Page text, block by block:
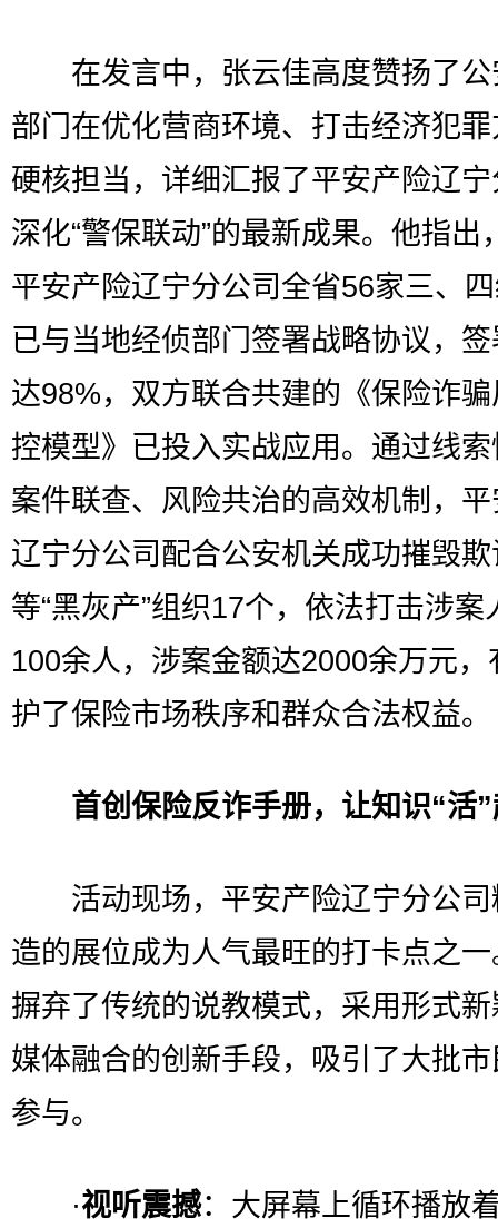
在发言中，张云佳高度赞扬了公
部门在优化营商环境、打击经济犯
硬核担当，详细汇报了平安产险辽
深化“警保联动”的最新成果。他指出
平安产险辽宁分公司全省56家三、
已与当地经侦部门签署战略协议，
达98%，双方联合共建的《保险诈
控模型》已投入实战应用。通过线
案件联查、风险共治的高效机制，
辽宁分公司配合公安机关成功摧毁
等“黑灰产”组织17个，依法打击涉案
100余人，涉案金额达2000余万元，
护了保险市场秩序和群众合法权益。
首创保险反诈手册，让知识“活
活动现场，平安产险辽宁分公司
造的展位成为人气最旺的打卡点之
摒弃了传统的说教模式，采用形式
媒体融合的创新手段，吸引了大批
参与。
·视听震撼：大屏幕上循环播放